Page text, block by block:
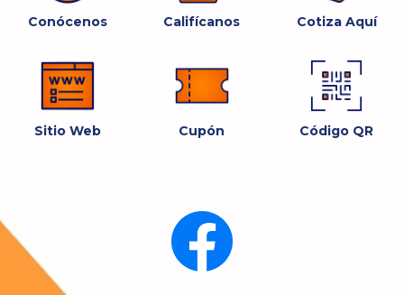
Conócenos Califícanos Cotiza Aquí
Sitio Web Cupón Código QR